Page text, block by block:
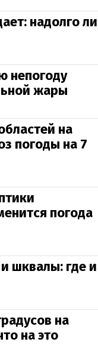
надолго ли
непогоду
жары
на
погоды на 7
погода
шквалы: где и
на
на это